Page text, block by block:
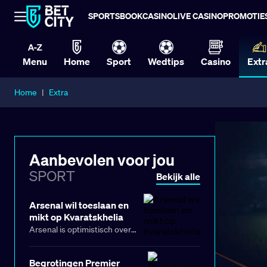
SPORTSBOOKCASINOLIVE CASINO
Menu Home Sport Wedtips Casino
Home | Extra
Aanbevolen voor jou
SPORT Bekijk alle
Arsenal wil toeslaan en
mikt op Kvaratskhelia
Arsenal is optimistisch over
Begrotingen Premier